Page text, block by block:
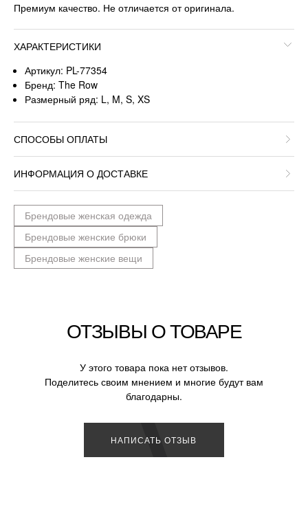
Премиум качество. Не отличается от оригинала.
ХАРАКТЕРИСТИКИ
Артикул: PL-77354
Бренд: The Row
Размерный ряд: L, M, S, XS
СПОСОБЫ ОПЛАТЫ
ИНФОРМАЦИЯ О ДОСТАВКЕ
Брендовые женская одежда
Брендовые женские брюки
Брендовые женские вещи
ОТЗЫВЫ О ТОВАРЕ
У этого товара пока нет отзывов.
Поделитесь своим мнением и многие будут вам
благодарны.
НАПИСАТЬ ОТЗЫВ